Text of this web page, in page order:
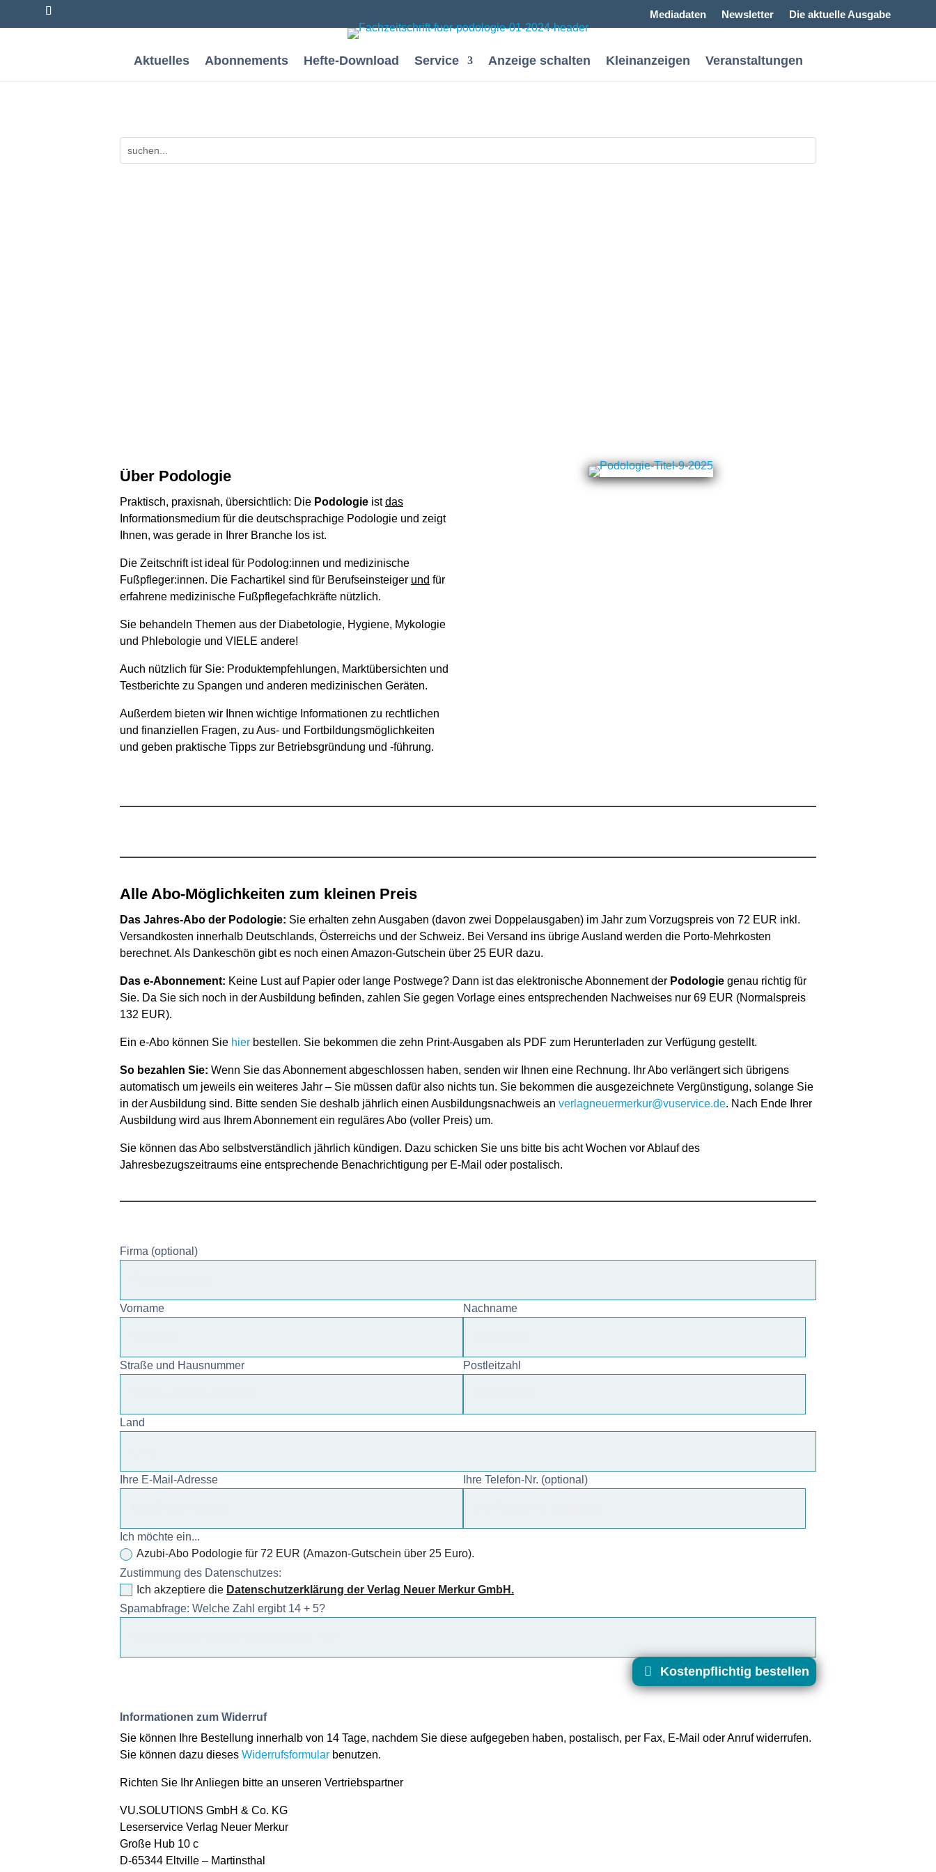
Mediadaten Newsletter Die aktuelle Ausgabe
Aktuelles Abonnements Hefte-Download Service Anzeige schalten Kleinanzeigen Veranstaltungen
Über Podologie
Praktisch, praxisnah, übersichtlich: Die Podologie istdas
Informationsmedium für die deutschsprachige Podologie und zeigt
Ihnen, was gerade in Ihrer Branche los ist.
Die Zeitschrift ist ideal für Podolog:innen und medizinische
Fußpfleger:innen. Die Fachartikel sind für Berufseinsteiger und für
erfahrene medizinische Fußpflegefachkräfte nützlich.
Sie behandeln Themen aus der Diabetologie, Hygiene, Mykologie
und Phlebologie und VIELE andere!
Auch nützlich für Sie: Produktempfehlungen, Marktübersichten und
Testberichte zu Spangen und anderen medizinischen Geräten.
Außerdem bieten wir Ihnen wichtige Informationen zu rechtlichen
und finanziellen Fragen, zu Aus- und Fortbildungsmöglichkeiten
und geben praktische Tipps zur Betriebsgründung und -führung.
Alle Abo-Möglichkeiten zum kleinen Preis
Das Jahres-Abo der Podologie: Sie erhalten zehn Ausgaben (davon zwei Doppelausgaben) im Jahr zum Vorzugspreis von 72 EUR inkl.
Versandkosten innerhalb Deutschlands, Österreichs und der Schweiz. Bei Versand ins übrige Ausland werden die Porto-Mehrkosten
berechnet. Als Dankeschön gibt es noch einen Amazon-Gutschein über 25 EUR dazu.
Das e-Abonnement: Keine Lust auf Papier oder lange Postwege? Dann ist das elektronische Abonnement der Podologie genau richtig für
Sie. Da Sie sich noch in der Ausbildung befinden, zahlen Sie gegen Vorlage eines entsprechenden Nachweises nur 69 EUR (Normalspreis
132 EUR).
Ein e-Abo können Sie hier bestellen. Sie bekommen die zehn Print-Ausgaben als PDF zum Herunterladen zur Verfügung gestellt.
So bezahlen Sie: Wenn Sie das Abonnement abgeschlossen haben, senden wir Ihnen eine Rechnung. Ihr Abo verlängert sich übrigens
automatisch um jeweils ein weiteres Jahr – Sie müssen dafür also nichts tun. Sie bekommen die ausgezeichnete Vergünstigung, solange Sie
in der Ausbildung sind. Bitte senden Sie deshalb jährlich einen Ausbildungsnachweis an verlagneuermerkur@vuservice.de. Nach Ende Ihrer
Ausbildung wird aus Ihrem Abonnement ein reguläres Abo (voller Preis) um.
Sie können das Abo selbstverständlich jährlich kündigen. Dazu schicken Sie uns bitte bis acht Wochen vor Ablauf des
Jahresbezugszeitraums eine entsprechende Benachrichtigung per E-Mail oder postalisch.
Firma (optional)
Vorname Nachname
Straße und Hausnummer Postleitzahl
Land
Ihre E-Mail-Adresse Ihre Telefon-Nr. (optional)
Ich möchte ein...
Azubi-Abo Podologie für 72 EUR (Amazon-Gutschein über 25 Euro).
Zustimmung des Datenschutzes:
Ich akzeptiere die Datenschutzerklärung der Verlag Neuer Merkur GmbH.
Spamabfrage: Welche Zahl ergibt 14 + 5?
Kostenpflichtig bestellen
Informationen zum Widerruf
Sie können Ihre Bestellung innerhalb von 14 Tage, nachdem Sie diese aufgegeben haben, postalisch, per Fax, E-Mail oder Anruf widerrufen.
Sie können dazu dieses Widerrufsformular benutzen.
Richten Sie Ihr Anliegen bitte an unseren Vertriebspartner
VU.SOLUTIONS GmbH & Co. KG
Leserservice Verlag Neuer Merkur
Große Hub 10 c
D-65344 Eltville – Martinsthal